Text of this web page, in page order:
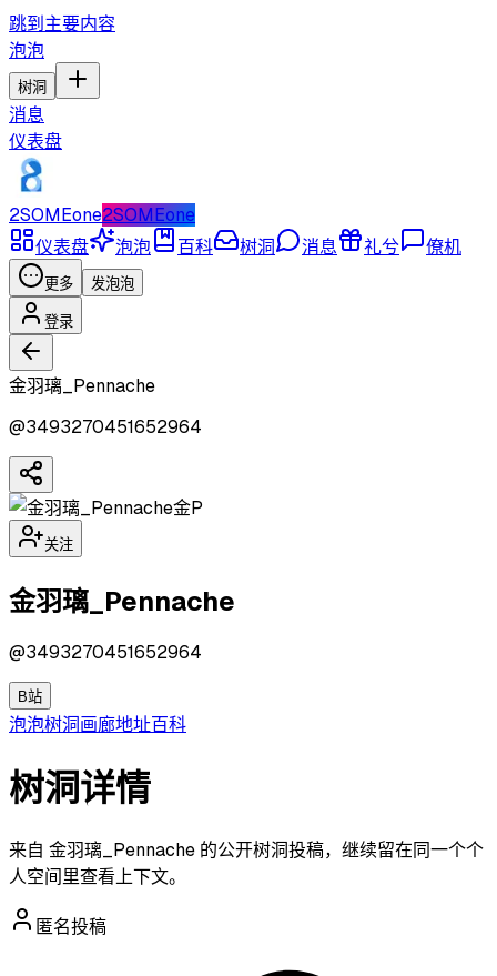
跳到主要内容
泡泡
树洞
消息
仪表盘
2SOMEone2SOMEone
仪表盘
泡泡 百科 树洞 消息 礼兮 僚机
更多 发泡泡
登录
金羽璃_Pennache
@3493270451652964
金P
关注
金羽璃_Pennache
@3493270451652964
B站
泡泡树洞画廊地址百科
树洞详情
来自 金羽璃_Pennache 的公开树洞投稿，继续留在同一个个
人空间里查看上下文。
匿名投稿